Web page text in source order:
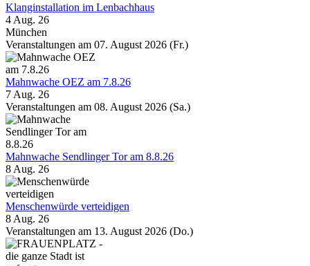
Klanginstallation im Lenbachhaus
4 Aug. 26
München
Veranstaltungen am 07. August 2026 (Fr.)
Mahnwache OEZ am 7.8.26
7 Aug. 26
Veranstaltungen am 08. August 2026 (Sa.)
Mahnwache Sendlinger Tor am 8.8.26
8 Aug. 26
Menschenwürde verteidigen
8 Aug. 26
Veranstaltungen am 13. August 2026 (Do.)